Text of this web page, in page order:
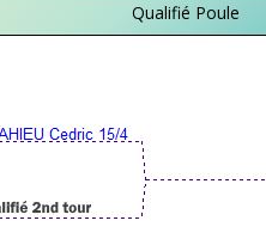
Qualifié Poule